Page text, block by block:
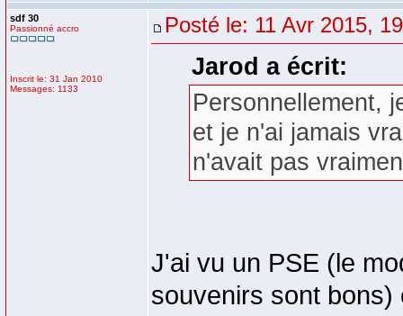
sdf 30
Passionné accro
Inscrit le: 31 Jan 2010
Messages: 1133
Posté le: 11 Avr 2015,
Jarod a écrit:
Personnellement,
et je n'ai jamais
n'avait pas
J'ai vu un PSE (le
souvenirs sont